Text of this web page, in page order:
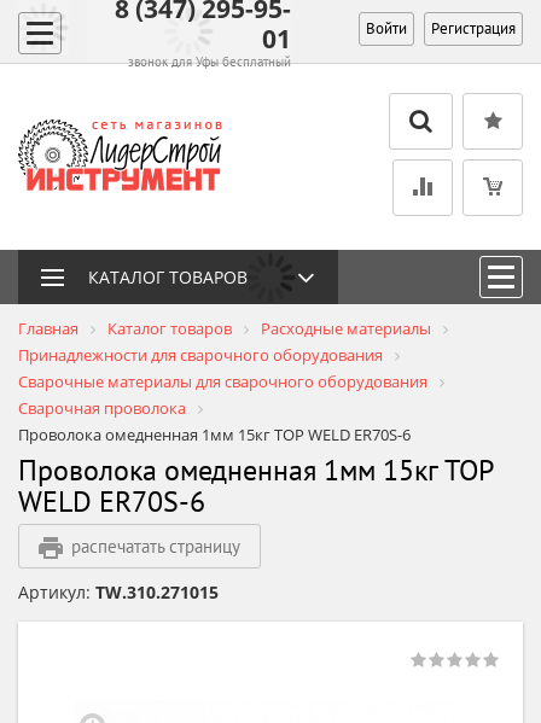
8 (347) 295-95-
01
звонок для Уфы бесплатный
Войти Регистрация
КАТАЛОГ ТОВАРОВ
Главная Каталог товаров
Расходные материалы
Принадлежности для сварочного оборудования
Сварочные материалы для сварочного оборудования
Сварочная проволока
Проволока омедненная 1мм 15кг TOP WELD ER70S-6
Проволока омедненная 1мм 15кг TOP
WELD ER70S-6
распечатать страницу
Артикул: TW.310.271015